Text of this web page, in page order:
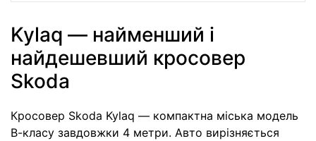
Kylaq — найменший і
найдешевший кросовер
Skoda
Кросовер Skoda Kylaq — компактна міська модель
В-класу завдовжки 4 метри. Авто вирізняється